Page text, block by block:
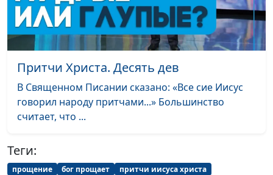
дело (весна)
священнослужитель
Бог любит всех
одинаково (осень)
Алексей Дедов,
священнослужитель
#184
Бог любит всех
одинаково (лето)
Алексей Дедов,
священнослужитель
Бог любит всех
одинаково (зима)
Бог любит всех
одинаково (весна)
священнослужитель
Притчи Христа. Десять дев
В Священном Писании сказано: «Все сие Иисус
говорил народу притчами...» Большинство
считает, что ...
Теги:
прощение бог прощает
притчи иисуса христа